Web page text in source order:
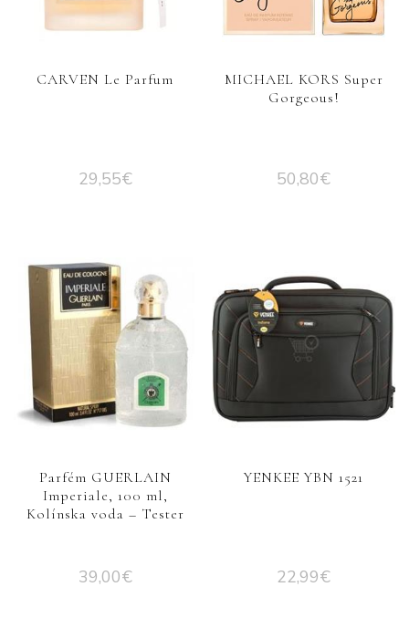
CARVEN Le Parfum
29,55€
MICHAEL KORS Super
Gorgeous!
50,80€
Parfém GUERLAIN
Imperiale, 100 ml,
Kolínska voda – Tester
39,00€
YENKEE YBN 1521
22,99€